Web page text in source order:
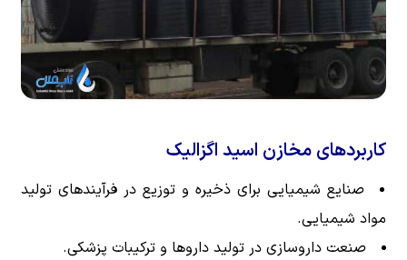
کاربردهای مخازن اسید اگزالیک
صنایع شیمیایی برای ذخیره و توزیع در فرآیندهای تولید
مواد شیمیایی.
صنعت داروسازی در تولید داروها و ترکیبات پزشکی.